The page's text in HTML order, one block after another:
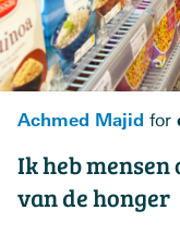
Achmed Majid for
Ik heb mensen
van de honger